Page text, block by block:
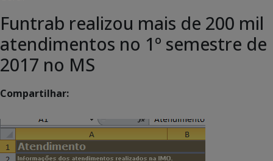
Funtrab realizou mais de 200 mil
atendimentos no 1º semestre de
2017 no MS
Compartilhar: